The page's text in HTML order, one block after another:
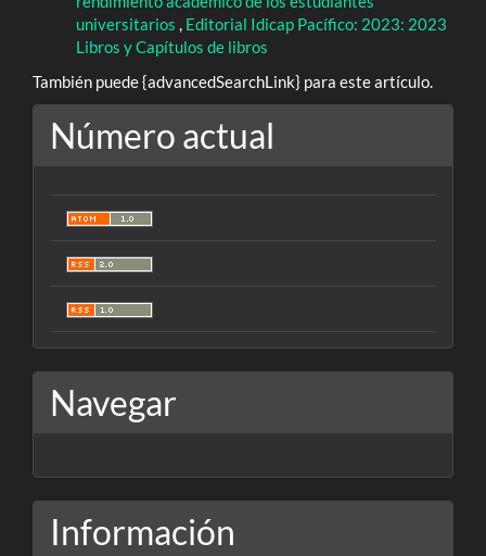
universitarios , Editorial Idicap Pacífico: 2023: 2023
Libros y Capítulos de libros
También puede {advancedSearchLink} para este artículo.
Número actual
Navegar
Información